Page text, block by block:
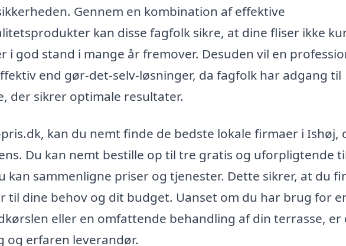
Gennem en kombination af effektive
kan disse fagfolk sikre, at dine fliser ikke
i god stand i mange år fremover. Desuden vil en
end gør-det-selv-løsninger, da fagfolk har adgang til
der sikrer optimale resultater.
kan du nemt finde de bedste lokale firmaer i Ishøj,
Du kan nemt bestille op til tre gratis og uforpligtende
kan sammenligne priser og tjenester. Dette sikrer, at du
til dine behov og dit budget. Uanset om du har brug for
eller en omfattende behandling af din terrasse, er
erfaren leverandør.